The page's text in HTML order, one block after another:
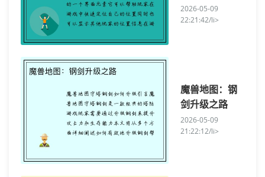
2026-05-09
22:21:42/li>
魔兽地图：钢
剑升级之路
2026-05-09
21:22:12/li>